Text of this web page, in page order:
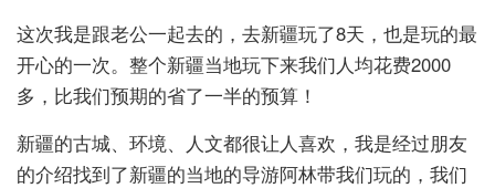
这次我是跟老公一起去的，去新疆玩了8天，也是玩的最
开心的一次。整个新疆当地玩下来我们人均花费2000
多，比我们预期的省了一半的预算！
新疆的古城、环境、人文都很让人喜欢，我是经过朋友
的介绍找到了新疆的当地的导游阿林带我们玩的，我们